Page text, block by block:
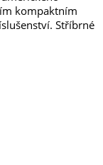
kompaktním
Stříbrné